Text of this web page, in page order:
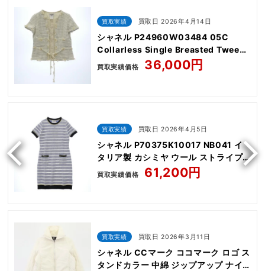
買取実績 買取日 2026年4月14日
シャネル P24960W03484 05C
Collarless Single Breasted Tweed
Jacket
買取実績価格 36,000円
買取実績 買取日 2026年4月5日
シャネル P70375K10017 NB041 イ
タリア製 カシミヤ ウール ストライプ
柄 スモール スパンコール ニット 半袖
買取実績価格 61,200円
買取実績 買取日 2026年3月11日
シャネル CCマーク ココマーク ロゴ ス
タンドカラー 中綿 ジップアップ ナイ